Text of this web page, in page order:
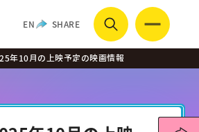
EN SHARE
年10月の上映予定の映画情報